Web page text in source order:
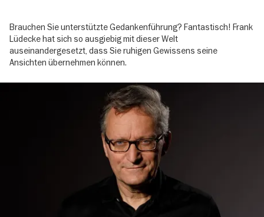
Brauchen Sie unterstützte Gedankenführung? Fantastisch! Frank
Lüdecke hat sich so ausgiebig mit dieser Welt
auseinandergesetzt, dass Sie ruhigen Gewissens seine
Ansichten übernehmen können.